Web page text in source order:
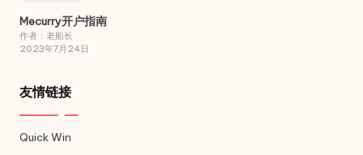
Mecurry开户指南
作者：老船长
2023年7月24日
友情链接
Quick Win